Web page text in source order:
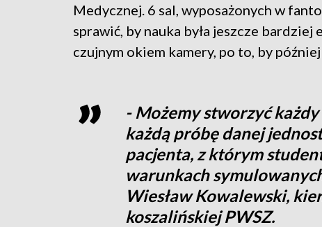
Medycznej. 6 sal, wyposażonych w
sprawić, by nauka była jeszcze
czujnym okiem kamery, po to, by
- Możemy stworzyć
każdą próbę danej
pacjenta, z którym
warunkach
Wiesław Kowalewski,
koszalińskiej PWSZ.